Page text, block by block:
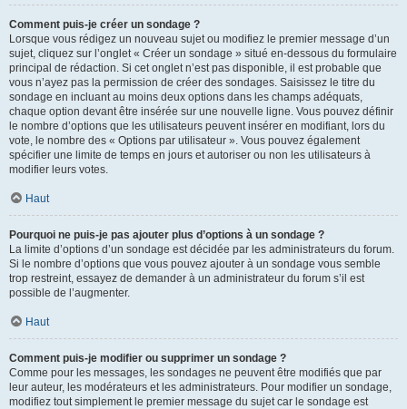
Comment puis-je créer un sondage ?
Lorsque vous rédigez un nouveau sujet ou modifiez le premier message d’un
sujet, cliquez sur l’onglet « Créer un sondage » situé en-dessous du formulaire
principal de rédaction. Si cet onglet n’est pas disponible, il est probable que
vous n’ayez pas la permission de créer des sondages. Saisissez le titre du
sondage en incluant au moins deux options dans les champs adéquats,
chaque option devant être insérée sur une nouvelle ligne. Vous pouvez définir
le nombre d’options que les utilisateurs peuvent insérer en modifiant, lors du
vote, le nombre des « Options par utilisateur ». Vous pouvez également
spécifier une limite de temps en jours et autoriser ou non les utilisateurs à
modifier leurs votes.
Haut
Pourquoi ne puis-je pas ajouter plus d’options à un sondage ?
La limite d’options d’un sondage est décidée par les administrateurs du forum.
Si le nombre d’options que vous pouvez ajouter à un sondage vous semble
trop restreint, essayez de demander à un administrateur du forum s’il est
possible de l’augmenter.
Haut
Comment puis-je modifier ou supprimer un sondage ?
Comme pour les messages, les sondages ne peuvent être modifiés que par
leur auteur, les modérateurs et les administrateurs. Pour modifier un sondage,
modifiez tout simplement le premier message du sujet car le sondage est